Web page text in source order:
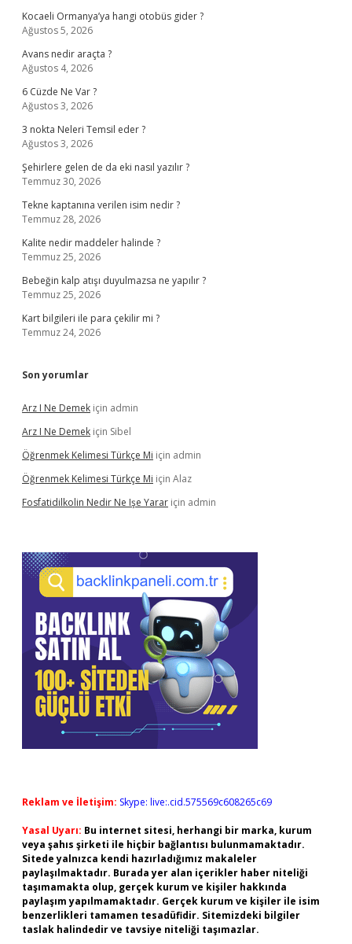
Kocaeli Ormanya’ya hangi otobüs gider ?
Ağustos 5, 2026
Avans nedir araçta ?
Ağustos 4, 2026
6 Cüzde Ne Var ?
Ağustos 3, 2026
3 nokta Neleri Temsil eder ?
Ağustos 3, 2026
Şehirlere gelen de da eki nasıl yazılır ?
Temmuz 30, 2026
Tekne kaptanına verilen isim nedir ?
Temmuz 28, 2026
Kalite nedir maddeler halinde ?
Temmuz 25, 2026
Bebeğin kalp atışı duyulmazsa ne yapılır ?
Temmuz 25, 2026
Kart bilgileri ile para çekilir mi ?
Temmuz 24, 2026
Son yorumlar
Arz I Ne Demek için admin
Arz I Ne Demek için Sibel
Öğrenmek Kelimesi Türkçe Mi için admin
Öğrenmek Kelimesi Türkçe Mi için Alaz
Fosfatidilkolin Nedir Ne Işe Yarar için admin
Reklam ve İletişim: Skype: live:.cid.575569c608265c69
Yasal Uyarı: Bu internet sitesi, herhangi bir marka, kurum
veya şahıs şirketi ile hiçbir bağlantısı bulunmamaktadır.
Sitede yalnızca kendi hazırladığımız makaleler
paylaşılmaktadır. Burada yer alan içerikler haber niteliği
taşımamakta olup, gerçek kurum ve kişiler hakkında
paylaşım yapılmamaktadır. Gerçek kurum ve kişiler ile isim
benzerlikleri tamamen tesadüfidir. Sitemizdeki bilgiler
taslak halindedir ve tavsiye niteliği taşımazlar.